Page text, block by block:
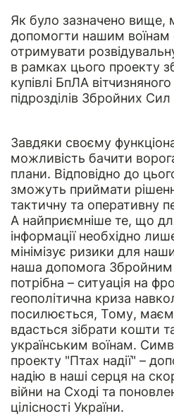
Як було зазначено вище,
допомогти нашим воїнам
отримувати
в рамках цього проекту
купівлі БпЛА
підрозділів Збройних Сил
Завдяки своєму
можливість бачити
плани. Відповідно до
зможуть приймати
тактичну та оперативну
А найприємніше те, що
інформації необхідно
мінімізує ризики для
наша допомога Збройним
потрібна – ситуація на
геополітична криза
посилюється, Тому,
вдасться зібрати кошти
українським воїнам.
проекту "Птах надії" –
надію в наші серця на
війни на Сході та
цілісності України.